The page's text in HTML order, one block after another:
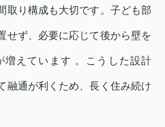
取り構成も大切です。子ども部
せず、必要に応じて後から壁を
増えています 。こうした設計
融通が利くため、長く住み続け